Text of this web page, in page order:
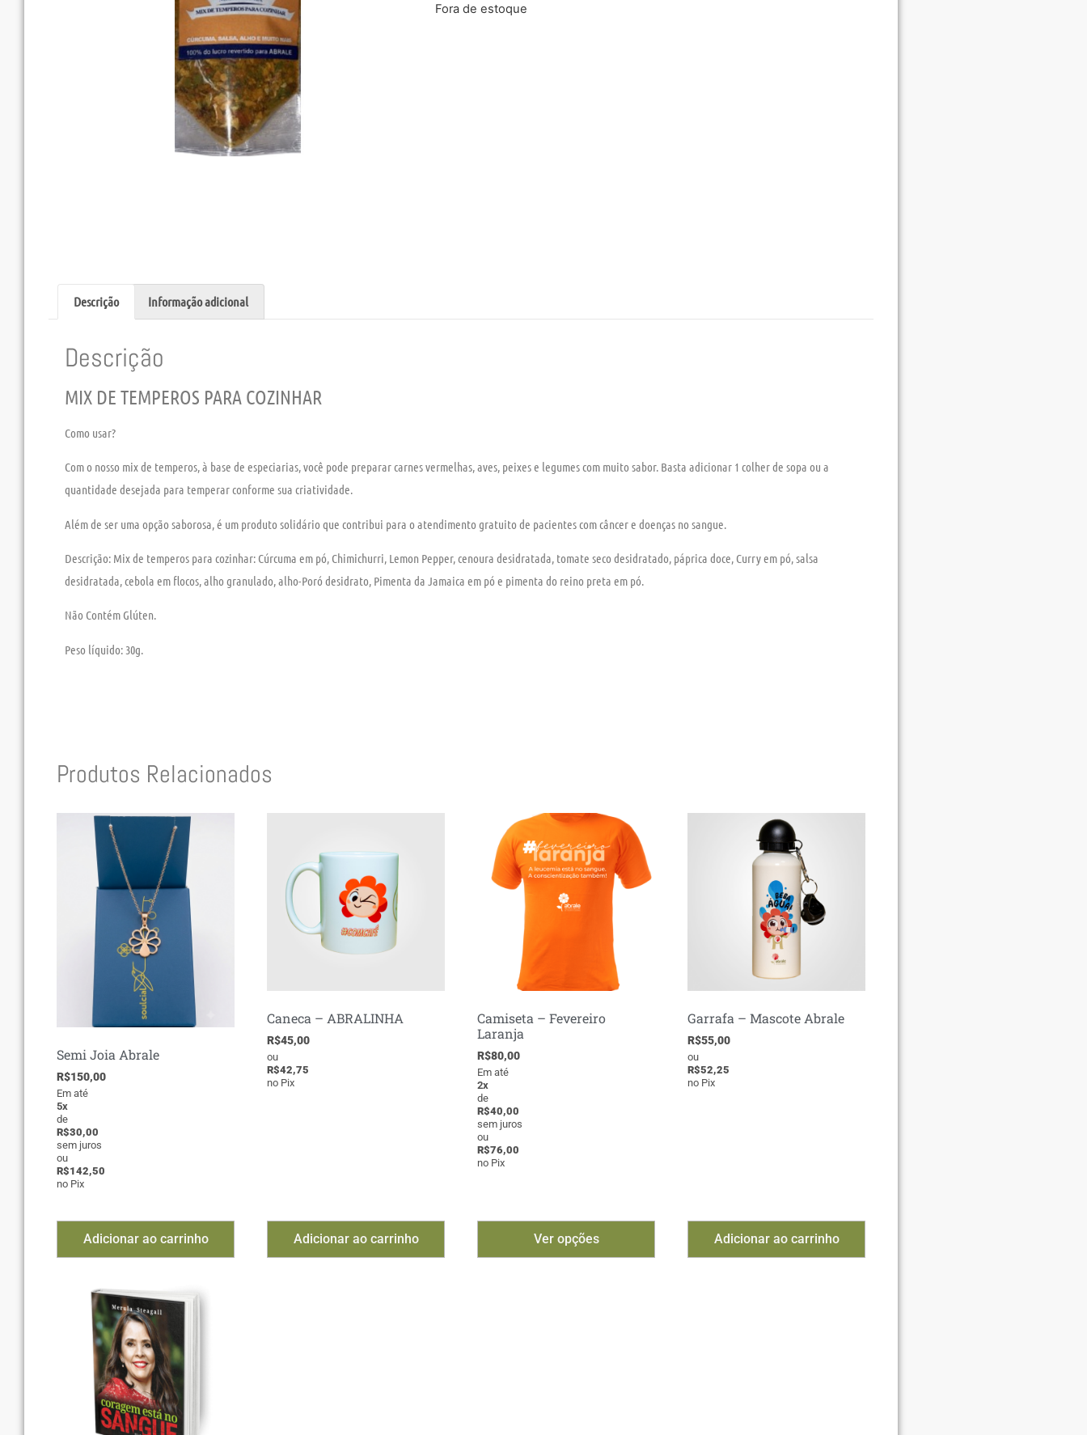
Fora de estoque
Descrição Informação adicional
Descrição
MIX DE TEMPEROS PARA COZINHAR
Como usar?
Com o nosso mix de temperos, à base de especiarias, você pode preparar carnes vermelhas, aves, peixes e legumes com muito sabor. Basta adicionar 1 colher de sopa ou a
quantidade desejada para temperar conforme sua criatividade.
Além de ser uma opção saborosa, é um produto solidário que contribui para o atendimento gratuito de pacientes com câncer e doenças no sangue.
Descrição: Mix de temperos para cozinhar: Cúrcuma em pó, Chimichurri, Lemon Pepper, cenoura desidratada, tomate seco desidratado, páprica doce, Curry em pó, salsa
desidratada, cebola em flocos, alho granulado, alho-Poró desidrato, Pimenta da Jamaica em pó e pimenta do reino preta em pó.
Não Contém Glúten.
Peso líquido: 30g.
Produtos Relacionados
Semi Joia Abrale
R$150,00
Em até
5x
de
R$30,00
sem juros
ou
R$142,50
no Pix
Adicionar ao carrinho
Caneca – ABRALINHA
R$45,00
ou
R$42,75
no Pix
Adicionar ao carrinho
Camiseta – Fevereiro
Laranja
R$80,00
Em até
2x
de
R$40,00
sem juros
ou
R$76,00
no Pix
Ver opções
Garrafa – Mascote Abrale
R$55,00
ou
R$52,25
no Pix
Adicionar ao carrinho